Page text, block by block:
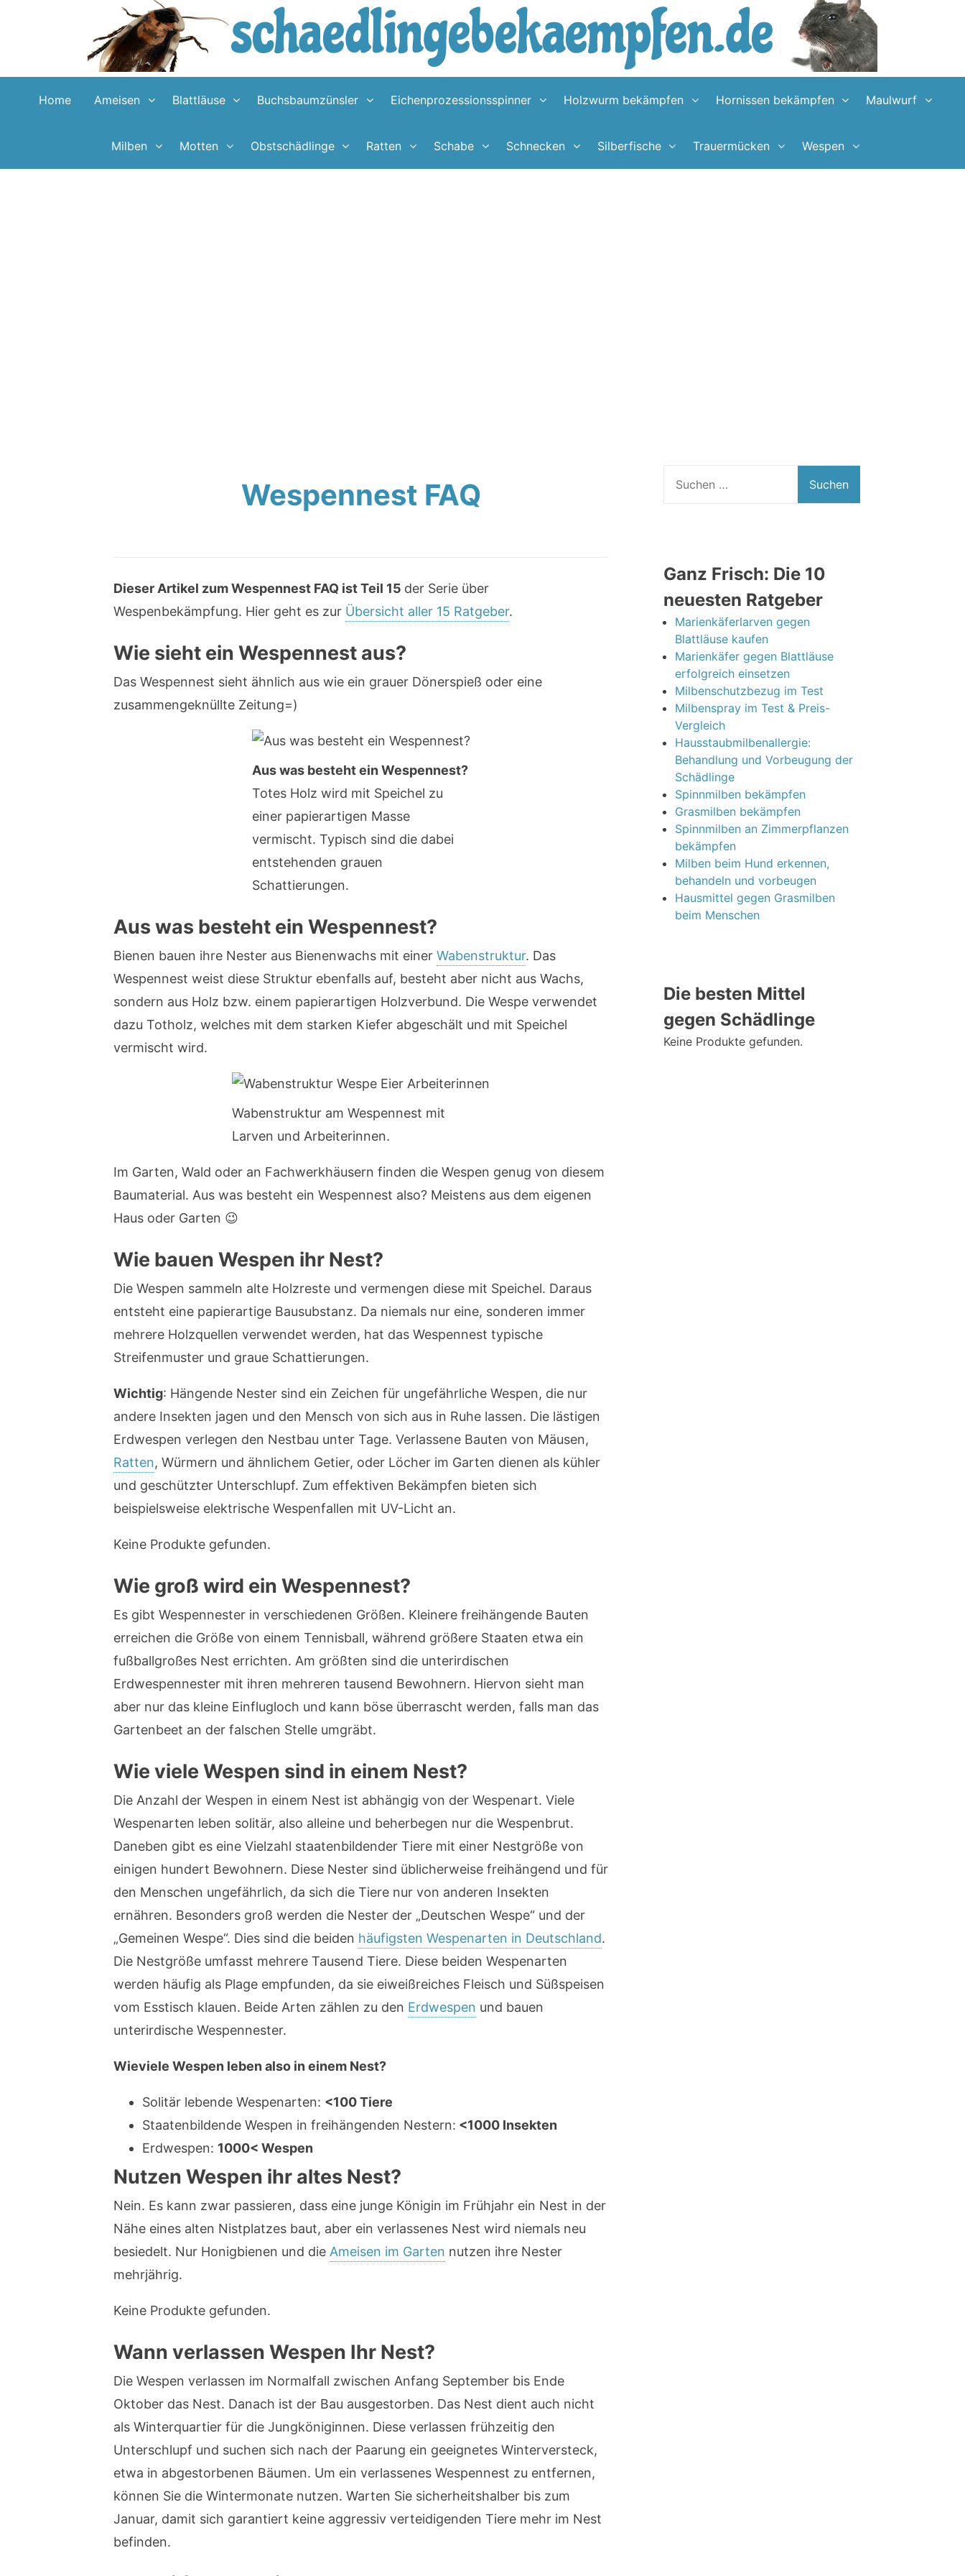
Home Ameisen Blattläuse Buchsbaumzünsler Eichenprozessionsspinner Holzwurm bekämpfen Hornissen bekämpfen Maulwurf
Milben Motten Obstschädlinge Ratten Schabe Schnecken Silberfische Trauermücken Wespen
Wespennest FAQ
Dieser Artikel zum Wespennest FAQ ist Teil 15 der Serie über
Wespenbekämpfung. Hier geht es zur Übersicht aller 15 Ratgeber.
Wie sieht ein Wespennest aus?
Das Wespennest sieht ähnlich aus wie ein grauer Dönerspieß oder eine
zusammengeknüllte Zeitung=)
Aus was besteht ein Wespennest?
Totes Holz wird mit Speichel zu
einer papierartigen Masse
vermischt. Typisch sind die dabei
entstehenden grauen
Schattierungen.
Aus was besteht ein Wespennest?
Bienen bauen ihre Nester aus Bienenwachs mit einer Wabenstruktur. Das
Wespennest weist diese Struktur ebenfalls auf, besteht aber nicht aus Wachs,
sondern aus Holz bzw. einem papierartigen Holzverbund. Die Wespe verwendet
dazu Totholz, welches mit dem starken Kiefer abgeschält und mit Speichel
vermischt wird.
Wabenstruktur am Wespennest mit
Larven und Arbeiterinnen.
Im Garten, Wald oder an Fachwerkhäusern finden die Wespen genug von diesem
Baumaterial. Aus was besteht ein Wespennest also? Meistens aus dem eigenen
Haus oder Garten 😉
Wie bauen Wespen ihr Nest?
Die Wespen sammeln alte Holzreste und vermengen diese mit Speichel. Daraus
entsteht eine papierartige Bausubstanz. Da niemals nur eine, sonderen immer
mehrere Holzquellen verwendet werden, hat das Wespennest typische
Streifenmuster und graue Schattierungen.
Wichtig: Hängende Nester sind ein Zeichen für ungefährliche Wespen, die nur
andere Insekten jagen und den Mensch von sich aus in Ruhe lassen. Die lästigen
Erdwespen verlegen den Nestbau unter Tage. Verlassene Bauten von Mäusen,
Ratten, Würmern und ähnlichem Getier, oder Löcher im Garten dienen als kühler
und geschützter Unterschlupf. Zum effektiven Bekämpfen bieten sich
beispielsweise elektrische Wespenfallen mit UV-Licht an.
Keine Produkte gefunden.
Wie groß wird ein Wespennest?
Es gibt Wespennester in verschiedenen Größen. Kleinere freihängende Bauten
erreichen die Größe von einem Tennisball, während größere Staaten etwa ein
fußballgroßes Nest errichten. Am größten sind die unterirdischen
Erdwespennester mit ihren mehreren tausend Bewohnern. Hiervon sieht man
aber nur das kleine Einflugloch und kann böse überrascht werden, falls man das
Gartenbeet an der falschen Stelle umgräbt.
Wie viele Wespen sind in einem Nest?
Die Anzahl der Wespen in einem Nest ist abhängig von der Wespenart. Viele
Wespenarten leben solitär, also alleine und beherbegen nur die Wespenbrut.
Daneben gibt es eine Vielzahl staatenbildender Tiere mit einer Nestgröße von
einigen hundert Bewohnern. Diese Nester sind üblicherweise freihängend und für
den Menschen ungefährlich, da sich die Tiere nur von anderen Insekten
ernähren. Besonders groß werden die Nester der „Deutschen Wespe“ und der
„Gemeinen Wespe“. Dies sind die beiden häufigsten Wespenarten in Deutschland.
Die Nestgröße umfasst mehrere Tausend Tiere. Diese beiden Wespenarten
werden häufig als Plage empfunden, da sie eiweißreiches Fleisch und Süßspeisen
vom Esstisch klauen. Beide Arten zählen zu den Erdwespen und bauen
unterirdische Wespennester.
Wieviele Wespen leben also in einem Nest?
Solitär lebende Wespenarten: <100 Tiere
Staatenbildende Wespen in freihängenden Nestern: <1000 Insekten
Erdwespen: 1000< Wespen
Nutzen Wespen ihr altes Nest?
Nein. Es kann zwar passieren, dass eine junge Königin im Frühjahr ein Nest in der
Nähe eines alten Nistplatzes baut, aber ein verlassenes Nest wird niemals neu
besiedelt. Nur Honigbienen und die Ameisen im Garten nutzen ihre Nester
mehrjährig.
Keine Produkte gefunden.
Wann verlassen Wespen Ihr Nest?
Die Wespen verlassen im Normalfall zwischen Anfang September bis Ende
Oktober das Nest. Danach ist der Bau ausgestorben. Das Nest dient auch nicht
als Winterquartier für die Jungköniginnen. Diese verlassen frühzeitig den
Unterschlupf und suchen sich nach der Paarung ein geeignetes Winterversteck,
etwa in abgestorbenen Bäumen. Um ein verlassenes Wespennest zu entfernen,
können Sie die Wintermonate nutzen. Warten Sie sicherheitshalber bis zum
Januar, damit sich garantiert keine aggressiv verteidigenden Tiere mehr im Nest
befinden.
nach:
Ganz Frisch: Die 10
neuesten Ratgeber
Marienkäferlarven gegen
Blattläuse kaufen
Marienkäfer gegen Blattläuse
erfolgreich einsetzen
Milbenschutzbezug im Test
Milbenspray im Test & Preis-
Vergleich
Hausstaubmilbenallergie:
Behandlung und Vorbeugung der
Schädlinge
Spinnmilben bekämpfen
Grasmilben bekämpfen
Spinnmilben an Zimmerpflanzen
bekämpfen
Milben beim Hund erkennen,
behandeln und vorbeugen
Hausmittel gegen Grasmilben
beim Menschen
Die besten Mittel
gegen Schädlinge
Keine Produkte gefunden.